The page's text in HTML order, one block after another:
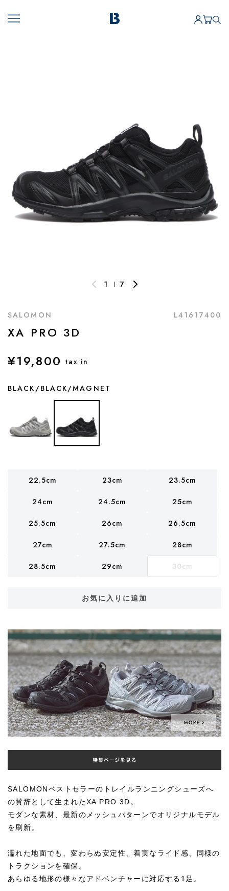
1 7
SALOMON L41617400
XA PRO 3D
¥19,800 tax in
BLACK/BLACK/MAGNET
22.5cm 23cm 23.5cm
24cm 24.5cm 25cm
25.5cm 26cm 26.5cm
27cm 27.5cm 28cm
28.5cm 29cm 30cm
お気に入りに追加
SALOMONベストセラーのトレイルランニングシューズへ
の賛辞として生まれたXA PRO 3D。
モダンな素材、最新のメッシュパターンでオリジナルモデル
を刷新。
濡れた地面でも、変わらぬ安定性、着実なライド感、同様の
トラクションを確保。
あらゆる地形の様々なアドベンチャーに対応する1足。